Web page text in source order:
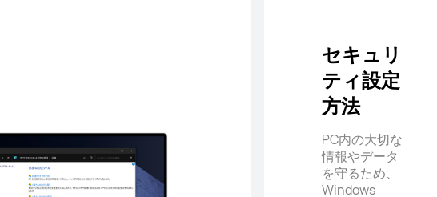
セキュリ
ティ設定
方法
PC内の大切な
情報やデータ
を守るため、
Windows